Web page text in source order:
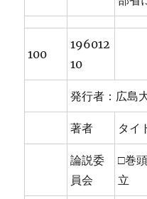
100
196012
10
発行者：広島
著者 タイ
論説委
員会
□巻
立